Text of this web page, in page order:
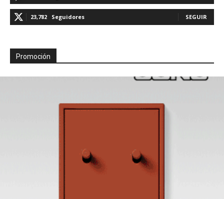
23,782 Seguidores SEGUIR
Promoción